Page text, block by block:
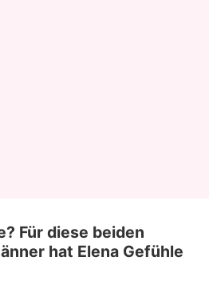
Für diese beiden
hat Elena Gefühle